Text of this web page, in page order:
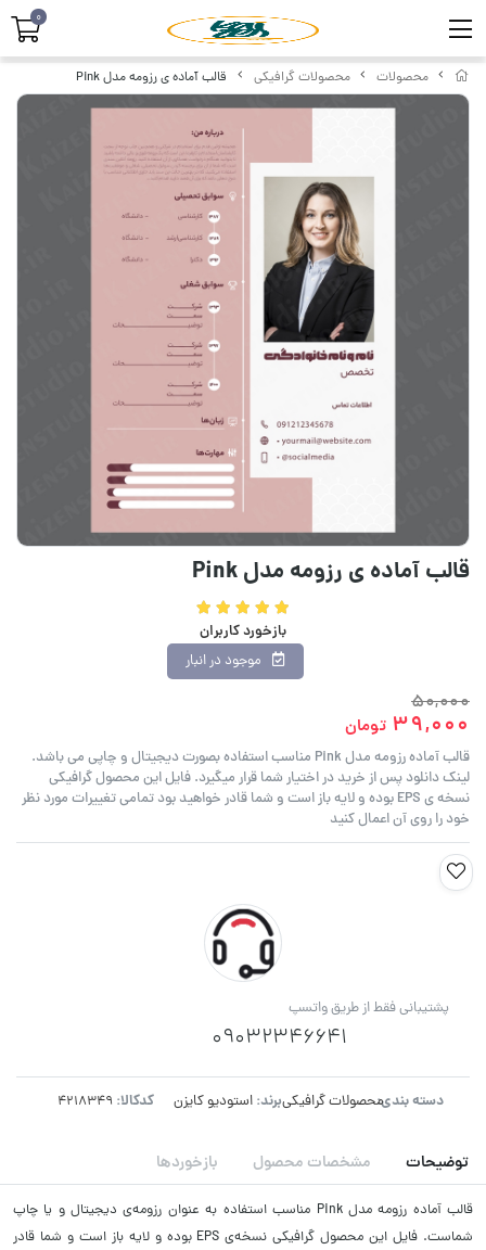
محصولات محصولات گرافیکی قالب آماده ی رزومه مدل Pink
قالب آماده ی رزومه مدل Pink
بازخورد کاربران
موجود در انبار
50,000
39,000 تومان
قالب آماده رزومه مدل Pink مناسب استفاده بصورت دیجیتال و چاپی می باشد.
لینک دانلود پس از خرید در اختیار شما قرار میگیرد. فایل این محصول گرافیکی
نسخه ی EPS بوده و لایه باز است و شما قادر خواهید بود تمامی تغییرات مورد نظر
خود را روی آن اعمال کنید
پشتیبانی فقط از طریق واتسپ
09032346641
دسته بندی:محصولات گرافیکیبرند: استودیو کایزن کدکالا:
توضیحات مشخصات محصول بازخوردها
قالب آماده رزومه مدل Pink مناسب استفاده به عنوان رزومه‌ی دیجیتال و یا چاپ
شماست. فایل این محصول گرافیکی نسخه‌ی EPS بوده و لایه باز است و شما قادر
0